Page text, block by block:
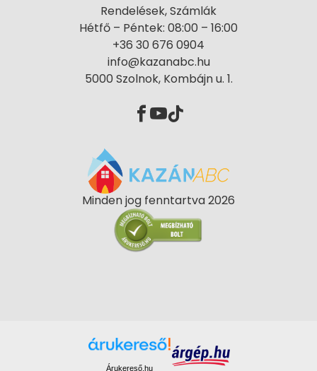
Rendelések, Számlák
Hétfő – Péntek: 08:00 – 16:00
+36 30 676 0904
info@kazanabc.hu
5000 Szolnok, Kombájn u. 1.
Minden jog fenntartva 2026
Árukereső.hu